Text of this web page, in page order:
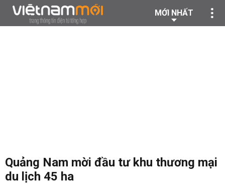
MỚI NHẤT
Quảng Nam mời đầu tư khu thương mại
du lịch 45 ha